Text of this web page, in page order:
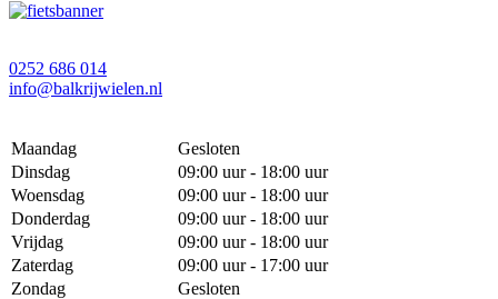
0252 686 014
info@balkrijwielen.nl
Maandag
Gesloten
Dinsdag
09:00 uur - 18:00 uur
Woensdag
09:00 uur - 18:00 uur
Donderdag
09:00 uur - 18:00 uur
Vrijdag
09:00 uur - 18:00 uur
Zaterdag
09:00 uur - 17:00 uur
Zondag
Gesloten